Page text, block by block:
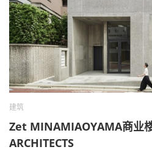
建筑
Zet MINAMIAOYAMA商业
ARCHITECTS